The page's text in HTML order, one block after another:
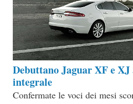
Debuttano Jaguar XF e
integrale
Confermate le voci dei mesi